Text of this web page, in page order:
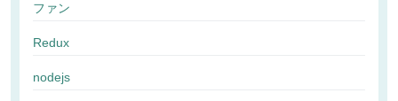
ファン
Redux
nodejs